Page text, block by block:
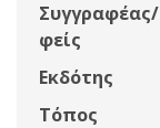
Συγγραφέας/
φείς
Εκδότης
Τόπος